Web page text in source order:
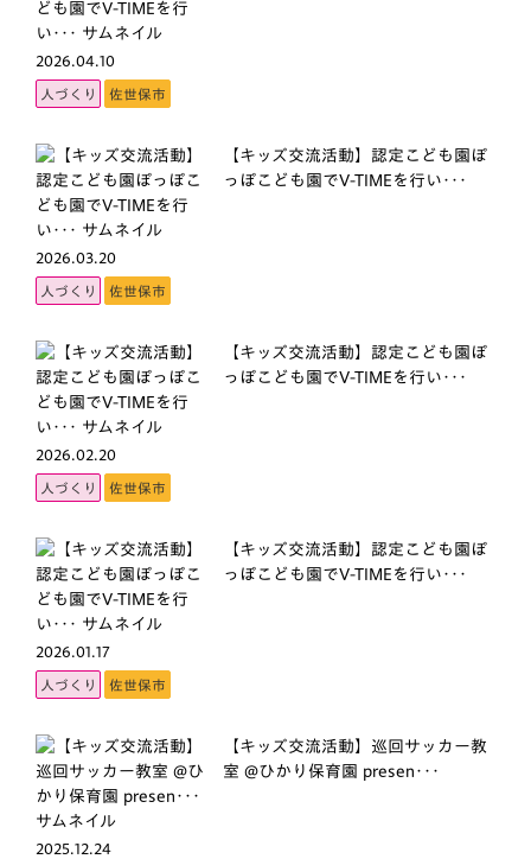
2026.04.10
人づくり 佐世保市
2026.03.20
【キッズ交流活動】認定こども園ぽ
っぽこども園でV-TIMEを行い･･･
人づくり 佐世保市
2026.02.20
【キッズ交流活動】認定こども園ぽ
っぽこども園でV-TIMEを行い･･･
人づくり 佐世保市
2026.01.17
【キッズ交流活動】認定こども園ぽ
っぽこども園でV-TIMEを行い･･･
人づくり 佐世保市
2025.12.24
【キッズ交流活動】巡回サッカー教
室 @ひかり保育園 presen･･･